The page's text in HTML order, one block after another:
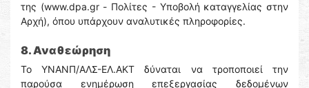
της (www.dpa.gr - Πολίτες - Υποβολή καταγγελίας στην
Αρχή), όπου υπάρχουν αναλυτικές πληροφορίες.
8. Αναθεώρηση
Το ΥΝΑΝΠ/ΑΛΣ-ΕΛ.ΑΚΤ δύναται να τροποποιεί την
παρούσα ενημέρωση επεξεργασίας δεδομένων